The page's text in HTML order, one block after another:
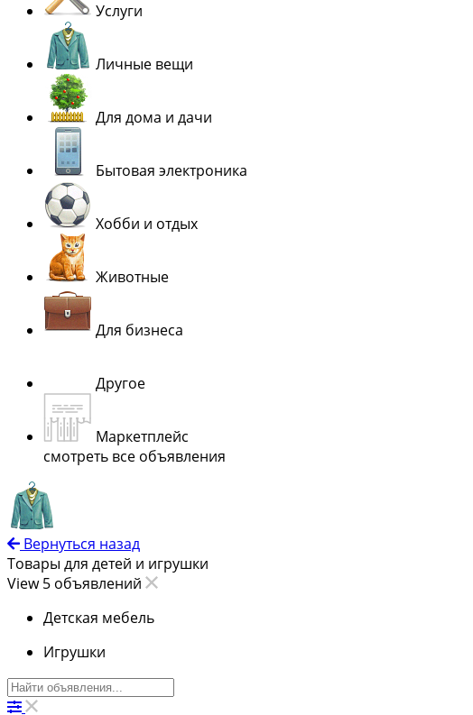
Услуги
Личные вещи
Для дома и дачи
Бытовая электроника
Хобби и отдых
Животные
Для бизнеса
Другое
Маркетплейс
смотреть все объявления
Вернуться назад
Товары для детей и игрушки
View 5 объявлений
Детская мебель
Игрушки